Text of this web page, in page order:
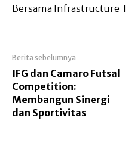
Bersama Infrastructure
Berita sebelumnya
IFG dan Camaro Futsal
Competition:
Membangun Sinergi
dan Sportivitas